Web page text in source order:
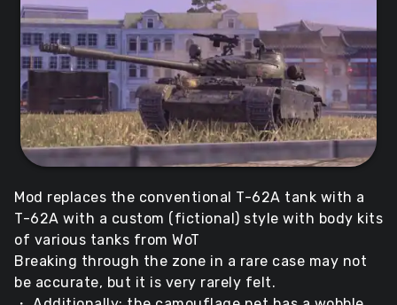
Mod replaces the conventional T-62A tank with a
T-62A with a custom (fictional) style with body kits
of various tanks from WoT
Breaking through the zone in a rare case may not
be accurate, but it is very rarely felt.